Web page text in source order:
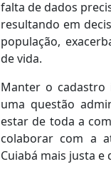
falta de dados
resultando em
população,
de vida.
Manter o cadastro
uma questão
estar de toda a
colaborar com a
Cuiabá mais justa